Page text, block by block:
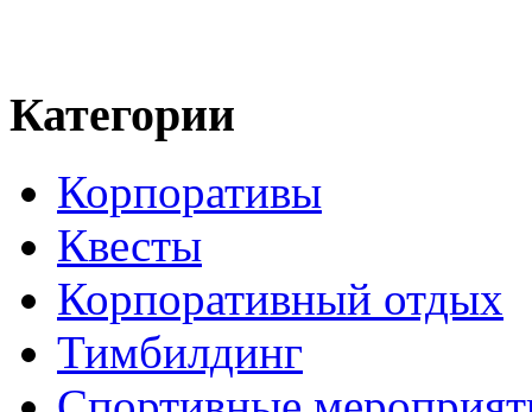
Категории
Корпоративы
Квесты
Корпоративный отдых
Тимбилдинг